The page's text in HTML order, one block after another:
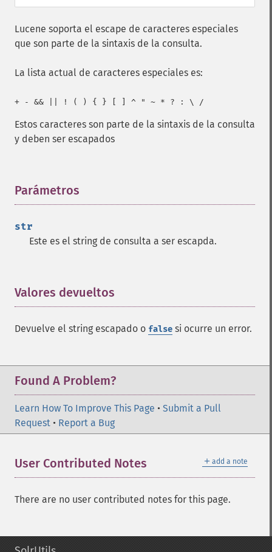
Lucene soporta el escape de caracteres especiales
que son parte de la sintaxis de la consulta.
La lista actual de caracteres especiales es:
+ - && || ! ( ) { } [ ] ^ " ~ * ? : \ /
Estos caracteres son parte de la sintaxis de la consulta
y deben ser escapados
Parámetros
str
Este es el string de consulta a ser escapda.
Valores devueltos
Devuelve el string escapado o false si ocurre un error.
Found A Problem?
Learn How To Improve This Page • Submit a Pull
Request • Report a Bug
＋ add a note
User Contributed Notes
There are no user contributed notes for this page.